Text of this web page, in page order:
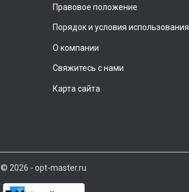
Правовое положение
Порядок и условия использования
О компании
Свяжитесь с нами
Карта сайта
© 2026 - opt-master.ru